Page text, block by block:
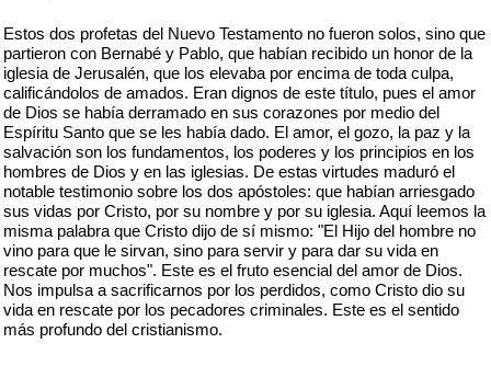
Estos dos profetas del Nuevo Testamento no fueron solos, sino que
partieron con Bernabé y Pablo, que habían recibido un honor de la
iglesia de Jerusalén, que los elevaba por encima de toda culpa,
calificándolos de amados. Eran dignos de este título, pues el amor
de Dios se había derramado en sus corazones por medio del
Espíritu Santo que se les había dado. El amor, el gozo, la paz y la
salvación son los fundamentos, los poderes y los principios en los
hombres de Dios y en las iglesias. De estas virtudes maduró el
notable testimonio sobre los dos apóstoles: que habían arriesgado
sus vidas por Cristo, por su nombre y por su iglesia. Aquí leemos la
misma palabra que Cristo dijo de sí mismo: "El Hijo del hombre no
vino para que le sirvan, sino para servir y para dar su vida en
rescate por muchos". Este es el fruto esencial del amor de Dios.
Nos impulsa a sacrificarnos por los perdidos, como Cristo dio su
vida en rescate por los pecadores criminales. Este es el sentido
más profundo del cristianismo.